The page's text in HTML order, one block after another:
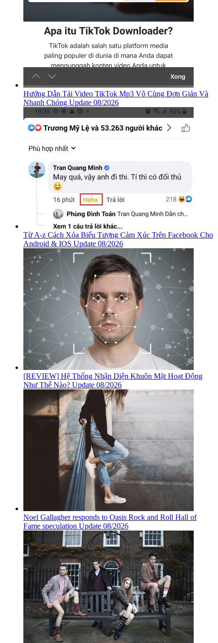
Hướng Dẫn Tải Video TikTok Mp3 Vô Cùng Đơn Giản Và
Nhanh Chóng Update 08/2026
Từ A-z Cách Xóa Biểu Tượng Cảm Xúc Trên Facebook Cho
Android & IOS Update 08/2026
[REVIEW] Hệ Thống Nhận Diện Khuôn Mặt Hoạt Động
Như Thế Nào? Update 08/2026
Noel Gallagher responds to Oasis Rock and Roll Hall of
Fame speculation Update 08/2026